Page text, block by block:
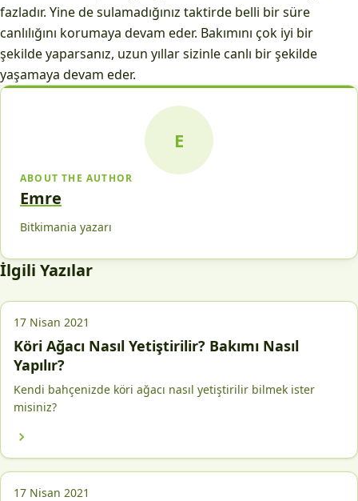
fazladır. Yine de sulamadığınız taktirde belli bir süre
canlılığını korumaya devam eder. Bakımını çok iyi bir
şekilde yaparsanız, uzun yıllar sizinle canlı bir şekilde
yaşamaya devam eder.
E
ABOUT THE AUTHOR
Emre
Bitkimania yazarı
İlgili Yazılar
17 Nisan 2021
Köri Ağacı Nasıl Yetiştirilir? Bakımı Nasıl
Yapılır?
Kendi bahçenizde köri ağacı nasıl yetiştirilir bilmek ister
misiniz?
17 Nisan 2021